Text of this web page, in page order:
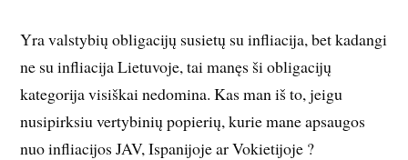
Yra valstybių obligacijų susietų su infliacija, bet kadangi
ne su infliacija Lietuvoje, tai manęs ši obligacijų
kategorija visiškai nedomina. Kas man iš to, jeigu
nusipirksiu vertybinių popierių, kurie mane apsaugos
nuo infliacijos JAV, Ispanijoje ar Vokietijoje ?